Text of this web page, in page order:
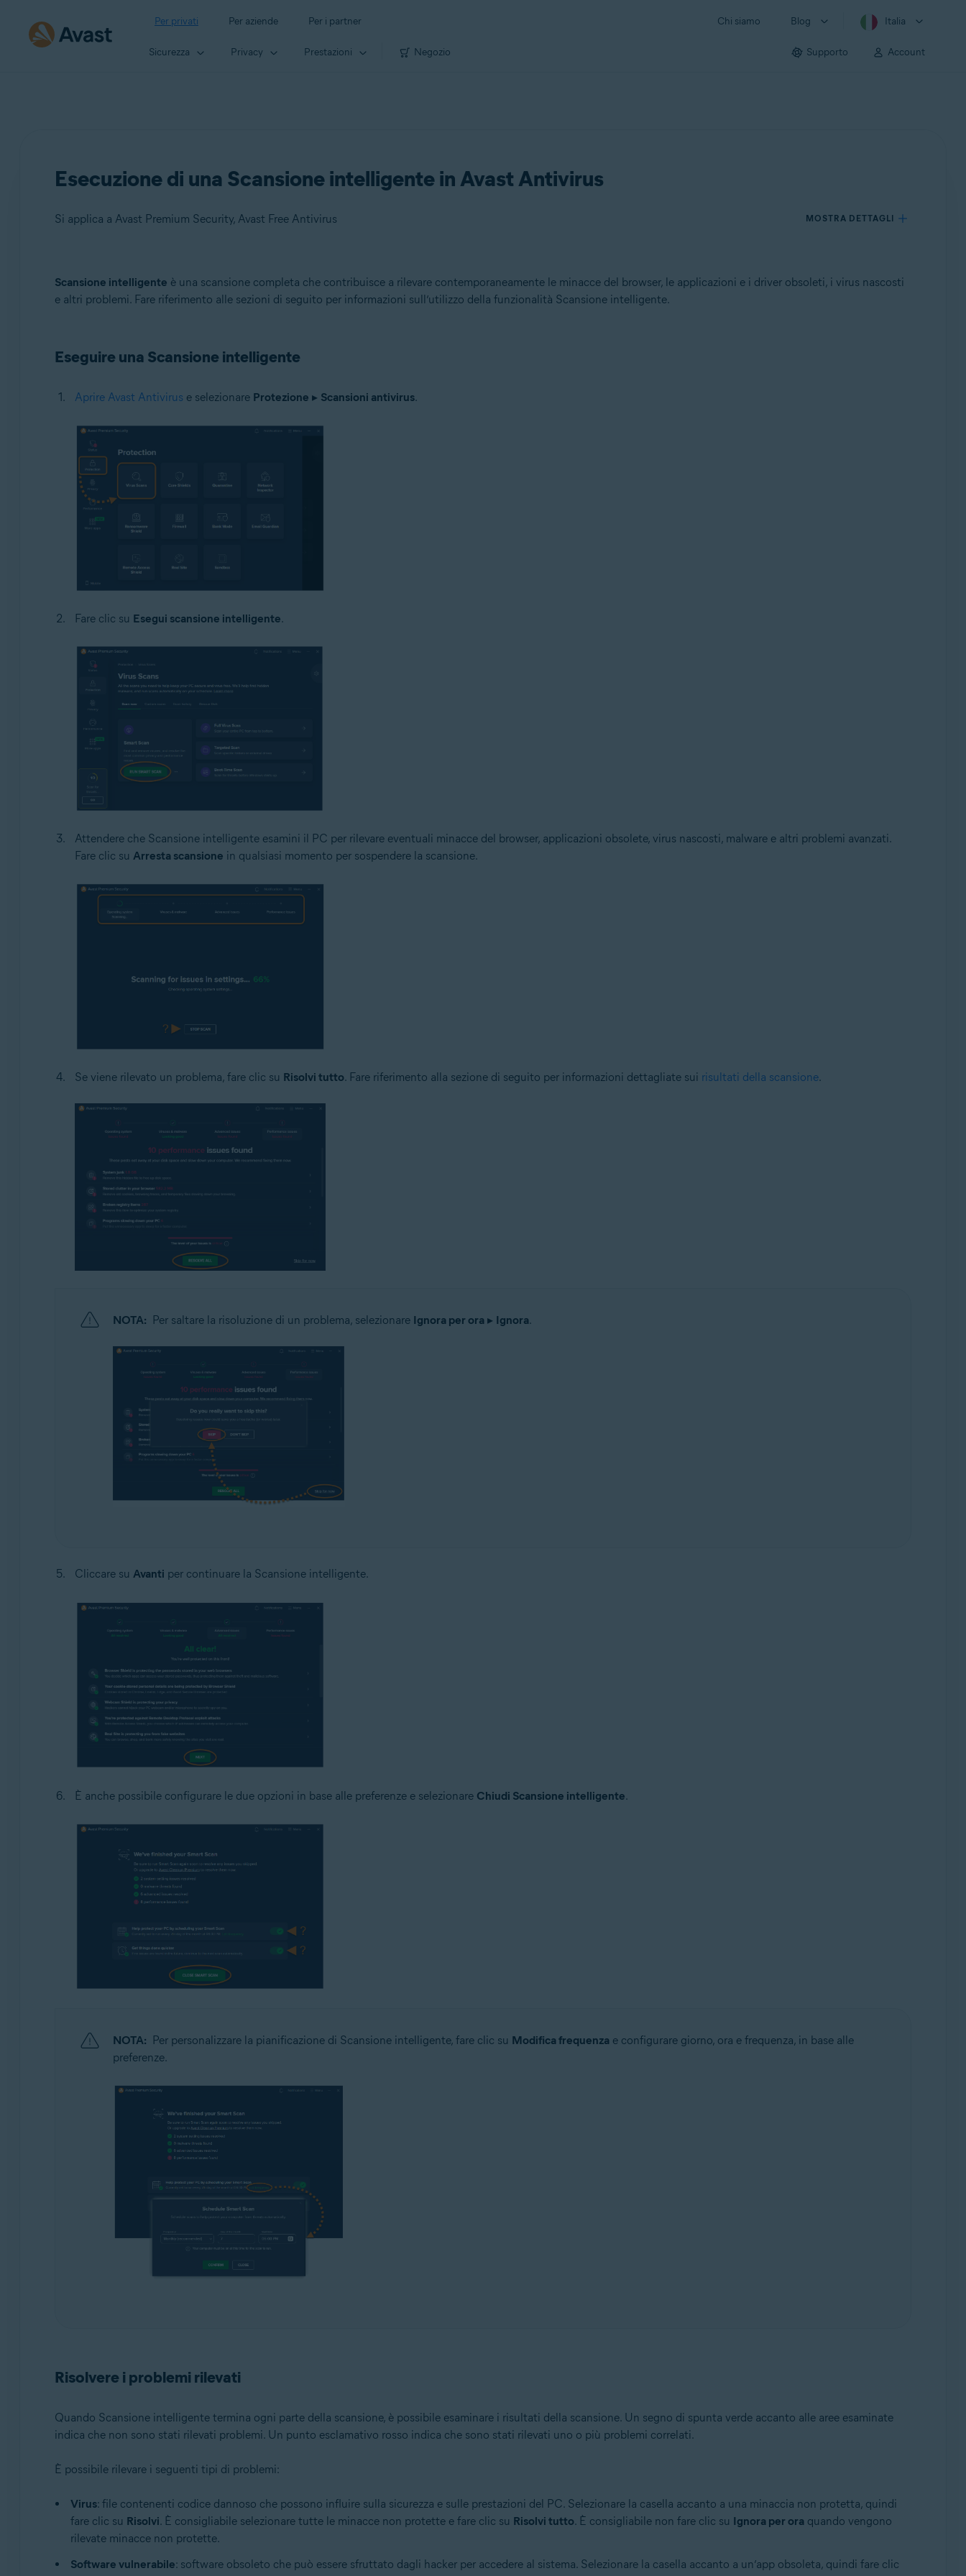
Per privati Per aziende Per i partner Chi siamo Blog Italia
Sicurezza Privacy Prestazioni Negozio Supporto Account
Esecuzione di una Scansione intelligente in Avast Antivirus
Si applica a Avast Premium Security, Avast Free Antivirus MOSTRA DETTAGLI
Prodotti:
Avast Premium Security
Sistemi operativi:
Scansione intelligente è una scansione completa che contribuisce a rilevare contemporaneamente le minacce del browser, le applicazioni e i driver obsoleti, i virus nascosti
e altri problemi. Fare riferimento alle sezioni di seguito per informazioni sull’utilizzo della funzionalità Scansione intelligente.
Eseguire una Scansione intelligente
Aprire Avast Antivirus e selezionare Protezione ▸ Scansioni antivirus.
Fare clic su Esegui scansione intelligente.
Attendere che Scansione intelligente esamini il PC per rilevare eventuali minacce del browser, applicazioni obsolete, virus nascosti, malware e altri problemi avanzati.
Fare clic su Arresta scansione in qualsiasi momento per sospendere la scansione.
Se viene rilevato un problema, fare clic su Risolvi tutto. Fare riferimento alla sezione di seguito per informazioni dettagliate sui risultati della scansione.
NOTA: Per saltare la risoluzione di un problema, selezionare Ignora per ora▸ Ignora.
Cliccare su Avanti per continuare la Scansione intelligente.
È anche possibile configurare le due opzioni in base alle preferenze e selezionare Chiudi Scansione intelligente.
NOTA: Per personalizzare la pianificazione di Scansione intelligente, fare clic su Modifica frequenzae configurare giorno, ora e frequenza, in base alle
preferenze.
Risolvere i problemi rilevati
Quando Scansione intelligente termina ogni parte della scansione, è possibile esaminare i risultati della scansione. Un segno di spunta verde accanto alle aree esaminate
indica che non sono stati rilevati problemi. Un punto esclamativo rosso indica che sono stati rilevati uno o più problemi correlati.
È possibile rilevare i seguenti tipi di problemi:
Virus: file contenenti codice dannoso che possono influire sulla sicurezza e sulle prestazioni del PC. Selezionare la casella accanto a una minaccia non protetta, quindi
fare clic su Risolvi. È consigliabile selezionare tutte le minacce non protette e fare clic su Risolvi tutto. È consigliabile non fare clic su Ignora per oraquando vengono
rilevate minacce non protette.
Software vulnerabile: software obsoleto che può essere sfruttato dagli hacker per accedere al sistema. Selezionare la casella accanto a un’app obsoleta, quindi fare clic